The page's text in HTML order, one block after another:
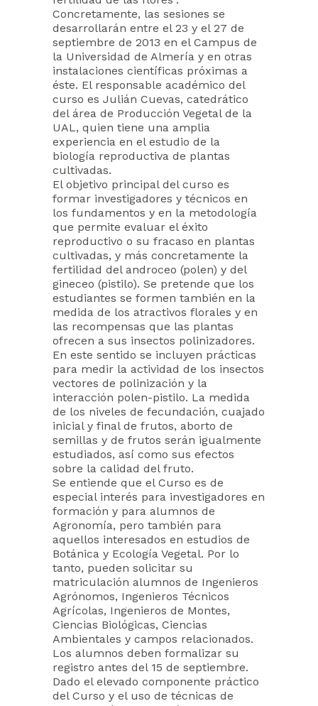
Concretamente, las sesiones se
desarrollarán entre el 23 y el 27 de
septiembre de 2013 en el Campus de
la Universidad de Almería y en otras
instalaciones científicas próximas a
éste. El responsable académico del
curso es Julián Cuevas, catedrático
del área de Producción Vegetal de la
UAL, quien tiene una amplia
experiencia en el estudio de la
biología reproductiva de plantas
cultivadas.
El objetivo principal del curso es
formar investigadores y técnicos en
los fundamentos y en la metodología
que permite evaluar el éxito
reproductivo o su fracaso en plantas
cultivadas, y más concretamente la
fertilidad del androceo (polen) y del
gineceo (pistilo). Se pretende que los
estudiantes se formen también en la
medida de los atractivos florales y en
las recompensas que las plantas
ofrecen a sus insectos polinizadores.
En este sentido se incluyen prácticas
para medir la actividad de los insectos
vectores de polinización y la
interacción polen-pistilo. La medida
de los niveles de fecundación, cuajado
inicial y final de frutos, aborto de
semillas y de frutos serán igualmente
estudiados, así como sus efectos
sobre la calidad del fruto.
Se entiende que el Curso es de
especial interés para investigadores en
formación y para alumnos de
Agronomía, pero también para
aquellos interesados en estudios de
Botánica y Ecología Vegetal. Por lo
tanto, pueden solicitar su
matriculación alumnos de Ingenieros
Agrónomos, Ingenieros Técnicos
Agrícolas, Ingenieros de Montes,
Ciencias Biológicas, Ciencias
Ambientales y campos relacionados.
Los alumnos deben formalizar su
registro antes del 15 de septiembre.
Dado el elevado componente práctico
del Curso y el uso de técnicas de